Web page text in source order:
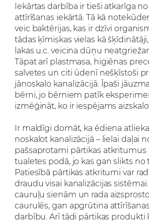
Iekārtas darbība ir tieši atkarīga
attīrīšanas iekārtā. Tā kā
veic baktērijas, kas ir dzīvi
tādas ķīmiskas vielas kā
lakas u.c. veicina dūņu
Tāpat arī plastmasa, higiēnas
salvetes un citi ūdenī nešķīstoši
jānoskalo kanalizācijā. Īpaši
bērni, jo bērniem patīk
izmēģināt, ko ir iespējams
Ir maldīgi domāt, ka ēdiena
noskalot kanalizācijā – lielai daļai
pašsaprotami pārtikas atkritumus
tualetes podā, jo kas gan slikts no
Patiesībā pārtikas atkritumi var
draudu visai kanalizācijas
cauruļu sienām un rada
caurulēs, gan apgrūtina
darbību. Arī tādi pārtikas produkti